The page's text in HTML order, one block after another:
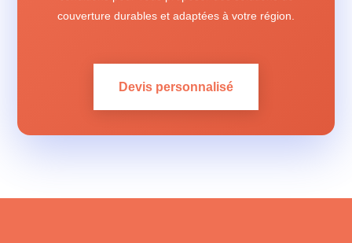
couverture durables et adaptées à votre région.
Devis personnalisé